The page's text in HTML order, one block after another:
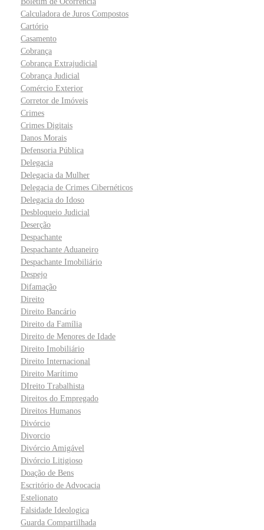
Calculadora de Juros Compostos
Cartório
Casamento
Cobrança
Cobrança Extrajudicial
Cobrança Judicial
Comércio Exterior
Corretor de Imóveis
Crimes
Crimes Digitais
Danos Morais
Defensoria Pública
Delegacia
Delegacia da Mulher
Delegacia de Crimes Cibernéticos
Delegacia do Idoso
Desbloqueio Judicial
Deserção
Despachante
Despachante Aduaneiro
Despachante Imobiliário
Despejo
Difamação
Direito
Direito Bancário
Direito da Família
Direito de Menores de Idade
Direito Imobiliário
Direito Internacional
Direito Marítimo
DIreito Trabalhista
Direitos do Empregado
Direitos Humanos
Divórcio
Divorcio
Divórcio Amigável
Divórcio Litigioso
Doação de Bens
Escritório de Advocacia
Estelionato
Falsidade Ideologica
Guarda Compartilhada